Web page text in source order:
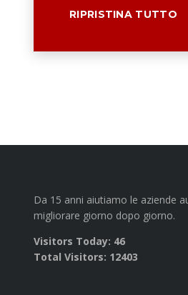
RIPRISTINA TUTTO
Da 15 anni aiutiamo le aziende
migliorare giorno dopo giorno.
Visitors Today: 46
Total Visitors: 12403